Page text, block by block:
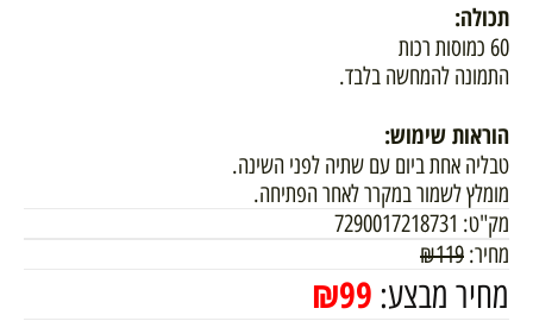
תכולה:
60 כמוסות רכות
התמונה להמחשה בלבד.
הוראות שימוש:
טבליה אחת ביום עם שתיה לפני השינה.
מומלץ לשמור במקרר לאחר הפתיחה.
מק"ט: 7290017218731
מחיר:
₪119
מחיר מבצע: ₪99